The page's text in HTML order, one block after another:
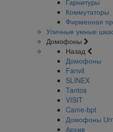
Гарнитуры
Коммутаторы
Фирменная
Уличные умные
Домофоны
Назад
Домофоны
Fanvil
SLINEX
Tantos
VISIT
Came-bpt
Домофоны
Архив